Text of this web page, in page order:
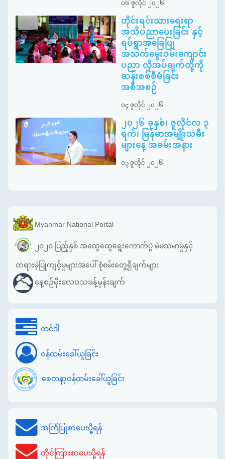
၀၆ ဇူလိုင် ၂၀၂၆
တိုင်းရင်းသားရေးရာ
အသိပညာပေးခြင်း နှင့်
ရပ်ရွာအခြေပြု
အသက်မွေးဝမ်းကျောင်း
ပညာ လိုအပ်ချက်တို့ကို
ဆန်းစစ်စီမံခြင်း
အစီအစဉ်
၀၄ ဇူလိုင် ၂၀၂၆
၂၀၂၆ ခုနှစ်၊ ဇူလိုင်လ ၃
ရက်၊ မြန်မာအမျိုးသမီး
များနေ့ အခမ်းအနား
၀၃ ဇူလိုင် ၂၀၂၆
Myanmar National Portal
၂၀၂၀ ပြည့်နှစ် အထွေထွေရွေးကောက်ပွဲ မဲမသမာမှုနှင့်
တရားမဲ့ပြုကျင့်မှုများအပေါ် စုံစမ်းတွေ့ရှိချက်များ
နေ့စဉ်မိုးလေဝသခန့်မှန်းချက်
တင်ဒါ
ဝန်ထမ်းခေါ်ယူခြင်း
စေတနာ့ဝန်ထမ်းခေါ်ယူခြင်း
အကြံပြုစာပေးပို့ရန်
တိုင်ကြားစာပေးပို့ရန်